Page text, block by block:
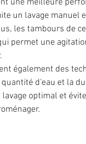
une meilleure
un lavage manuel
les tambours de
permet une
également des
d'eau et la
optimal et